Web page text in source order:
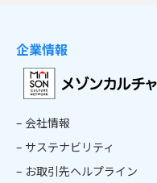
企業情報
– 会社情報
– サステナビリティ
– お取引先ヘルプライン